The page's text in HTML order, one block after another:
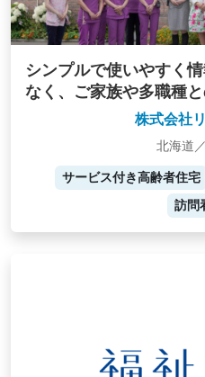
シンプルで使いやすく
なく、ご家族や多職種
株式会社
北海道
サービス付き高齢者住宅
訪問